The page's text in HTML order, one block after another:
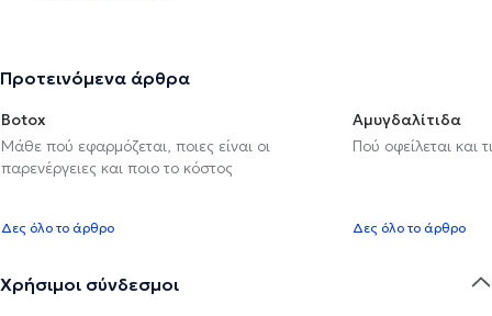
Προτεινόμενα άρθρα
Botox
Μάθε πού εφαρμόζεται, ποιες είναι οι
παρενέργειες και ποιο το κόστος
Δες όλο το άρθρο
Αμυγδαλίτιδα
Πού οφείλεται και
Δες όλο το άρθρο
Χρήσιμοι σύνδεσμοι